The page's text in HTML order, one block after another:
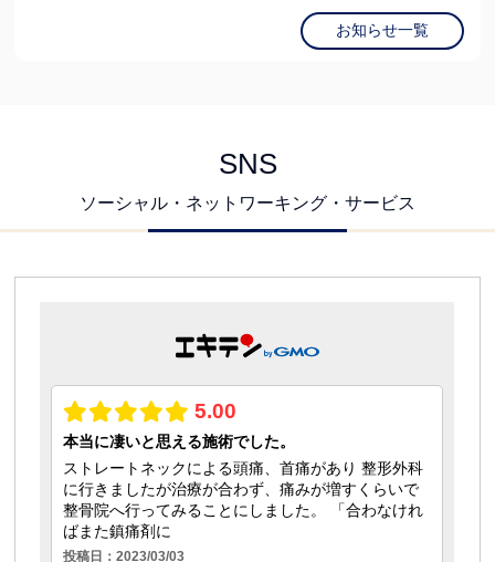
お知らせ一覧
SNS
ソーシャル・ネットワーキング・サービス